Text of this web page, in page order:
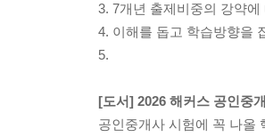
3. 7개년 출제비중의 강약
4. 이해를 돕고 학습방향을
5.
[도서] 2026 해커스 공인중
공인중개사 시험에 꼭 나올